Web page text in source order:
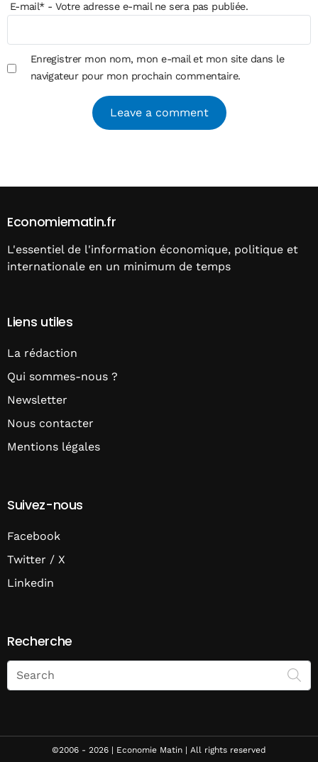
E-mail*- Votre adresse e-mail ne sera pas publiée.
Enregistrer mon nom, mon e-mail et mon site dans le
navigateur pour mon prochain commentaire.
Economiematin.fr
L'essentiel de l'information économique, politique et
internationale en un minimum de temps
Liens utiles
La rédaction
Qui sommes-nous ?
Newsletter
Nous contacter
Mentions légales
Suivez-nous
Facebook
Twitter / X
Linkedin
Recherche
Search
on
Economie
©2006 - 2026 | Economie Matin | All rights reserved